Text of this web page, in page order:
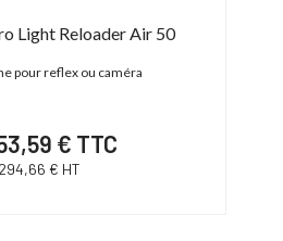
Light Reloader Air 50
pour reflex ou caméra
€ TTC
294,66 € HT